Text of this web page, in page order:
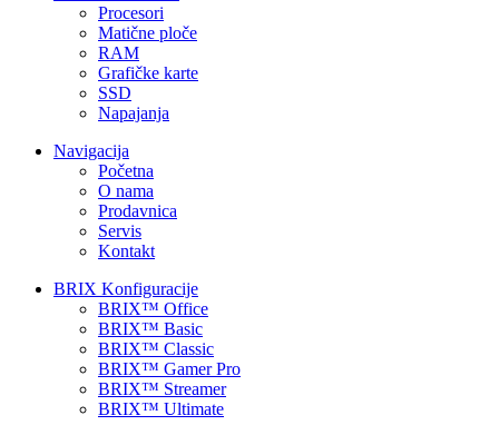
Procesori
Matične ploče
RAM
Grafičke karte
SSD
Napajanja
Navigacija
Početna
O nama
Prodavnica
Servis
Kontakt
BRIX Konfiguracije
BRIX™ Office
BRIX™ Basic
BRIX™ Classic
BRIX™ Gamer Pro
BRIX™ Streamer
BRIX™ Ultimate